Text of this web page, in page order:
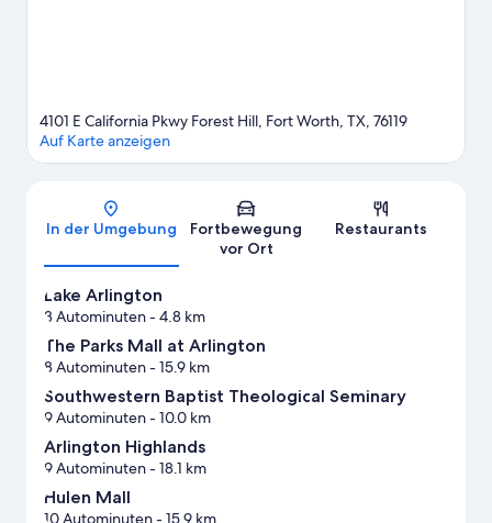
Karte
4101 E California Pkwy Forest Hill, Fort Worth, TX, 76119
Auf Karte anzeigen
In der Umgebung
Fortbewegung
vor Ort
Restaurants
Lake Arlington
3 Autominuten- 4.8 km
The Parks Mall at Arlington
8 Autominuten- 15.9 km
Southwestern Baptist Theological Seminary
9 Autominuten- 10.0 km
Arlington Highlands
9 Autominuten- 18.1 km
Hulen Mall